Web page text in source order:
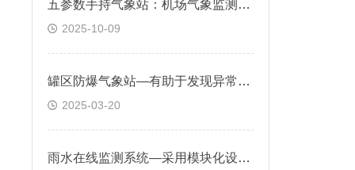
五参数手持气象站：机场气象监测的“智慧之眼”
2025-10-09
罐区防爆气象站—有助于发现异常情况并采取措施，确保罐区的安全性和稳定性
2025-03-20
雨水在线监测系统—采用模块化设计，可根据需求扩展监测参数